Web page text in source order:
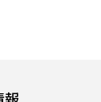
報